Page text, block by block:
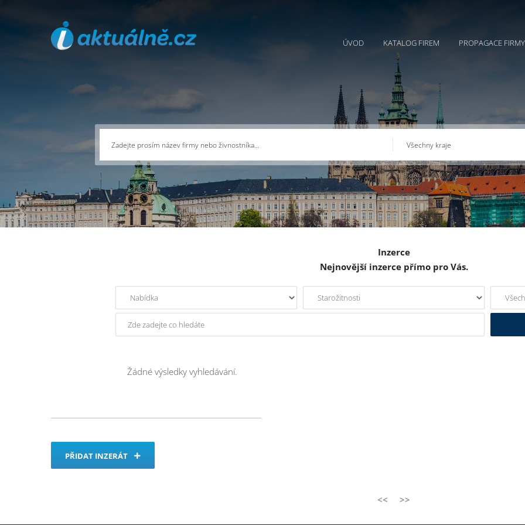
ÚVOD KATALOG FIREM PROPAGACE FIRMY
Inzerce
Nejnovější inzerce přímo pro Vás.
Žádné výsledky vyhledávání.
PŘIDAT INZERÁT
<< >>